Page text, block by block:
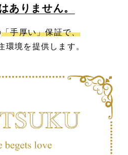
ありません。
「手厚い」保証で、
環境を提供します。